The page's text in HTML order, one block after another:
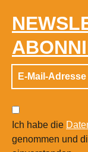
Ich habe die
genommen und